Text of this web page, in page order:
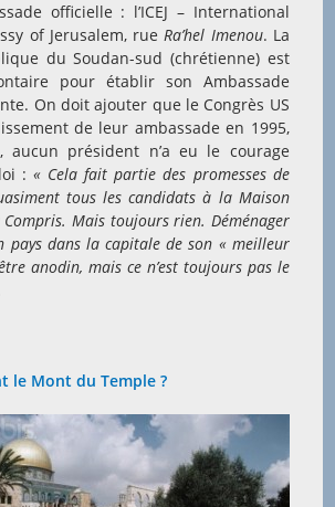
officielle : l’ICEJ – International
of Jerusalem, rueRa’hel Imenou. La
du Soudan-sud (chrétienne) est
pour établir son Ambassade
On doit ajouter que le Congrès US
de leur ambassade en 1995,
aucun président n’a eu le courage
: « Cela fait partie des promesses de
tous les candidats à la Maison
Mais toujours rien. Déménager
pays dans la capitale de son « meilleur
anodin, mais ce n’est toujours pas le
le Mont du Temple ?